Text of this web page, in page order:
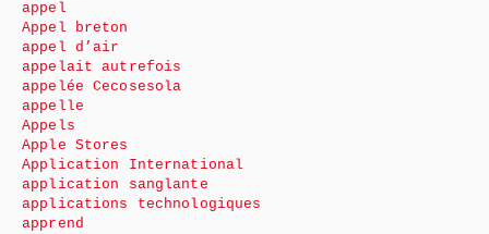
appel
Appel breton
appel d’air
appelait autrefois
appelée Cecosesola
appelle
Appels
Apple Stores
Application International
application sanglante
applications technologiques
apprend